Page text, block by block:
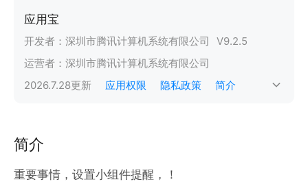
应用宝
开发者： 深圳市腾讯计算机系统有限公司 V9.2.5
运营者： 深圳市腾讯计算机系统有限公司
2026.7.28更新 应用权限 隐私政策 简介
简介
重要事情，设置小组件提醒，！